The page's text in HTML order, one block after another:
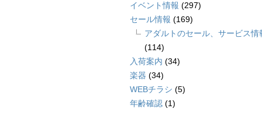
イベント情報 (297)
セール情報 (169)
アダルトのセール、サービス情
(114)
入荷案内 (34)
楽器 (34)
WEBチラシ (5)
年齢確認 (1)